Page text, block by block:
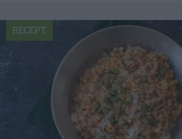
RECEPT